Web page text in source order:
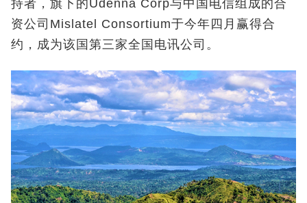
持者，旗下的Udenna Corp与中国电信组成的合
资公司Mislatel Consortium于今年四月赢得合
约，成为该国第三家全国电讯公司。